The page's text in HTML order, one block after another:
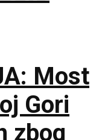
Most
Gori
zbog